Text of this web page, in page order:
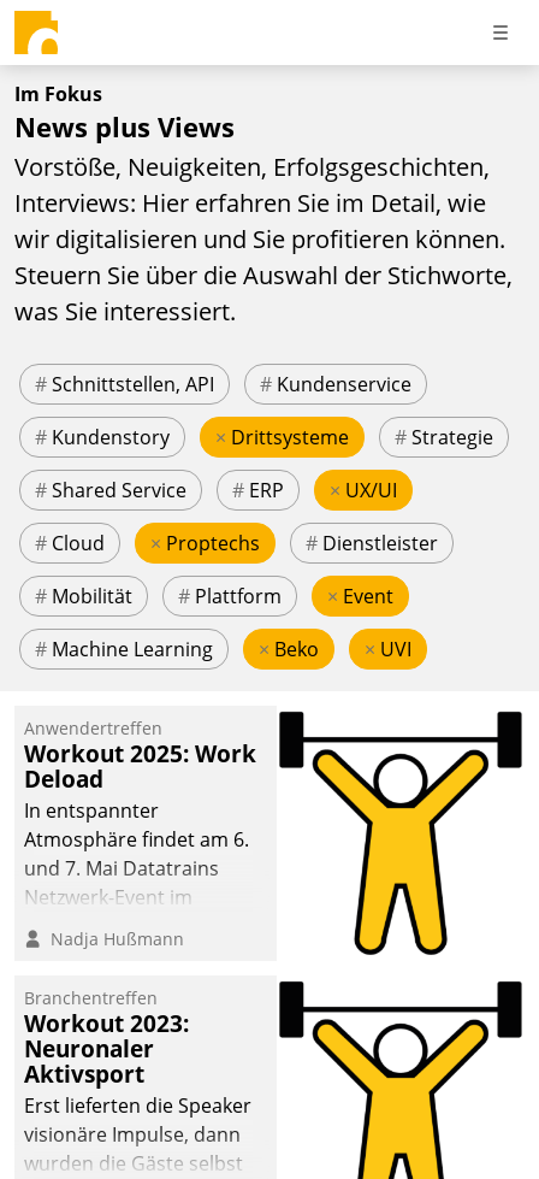
Im Fokus
News plus Views
Vorstöße, Neuigkeiten, Erfolgsgeschichten,
Interviews: Hier erfahren Sie im Detail, wie
wir digitalisieren und Sie profitieren können.
Steuern Sie über die Auswahl der Stichworte,
was Sie interessiert.
#Schnittstellen, API # Kundenservice
# Kundenstory × Drittsysteme #Strategie
#Shared Service # ERP × UX/UI
# Cloud × Proptechs # Dienstleister
# Mobilität # Plattform × Event
# Machine Learning × Beko × UVI
Anwendertreffen
Workout 2025: Work
Deload
In entspannter
Atmosphäre findet am 6.
und 7. Mai Datatrains
Netzwerk-Event im
Kunden- und Partnerkreis
statt. Zentrale Frage: Wie
Mammutprojekte
meistern und Workloads
wuppen – bei zunehmend
anspruchsvollen
Aufgaben und
abnehmendem
Nadja Hußmann
Branchentreffen
Workout 2023:
Neuronaler
Aktivsport
Erst lieferten die Speaker
visionäre Impulse, dann
wurden die Gäste selbst